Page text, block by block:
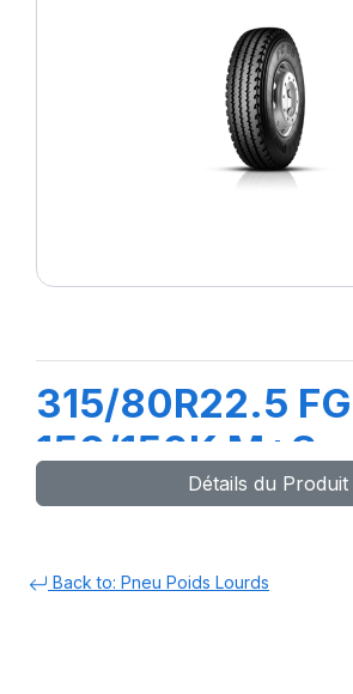
315/80R22.5
156/150K M+S
Détails du Produit
Back to: Pneu Poids Lourds